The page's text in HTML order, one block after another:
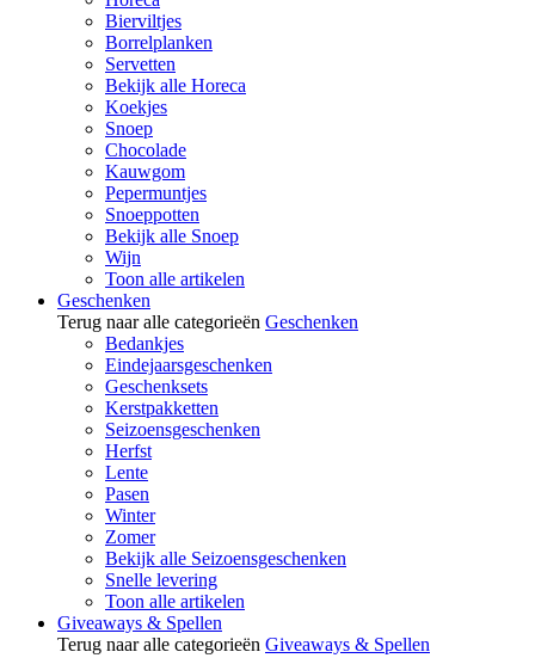
Bierviltjes
Borrelplanken
Servetten
Bekijk alle Horeca
Koekjes
Snoep
Chocolade
Kauwgom
Pepermuntjes
Snoeppotten
Bekijk alle Snoep
Wijn
Toon alle artikelen
Geschenken
Terug naar alle categorieën Geschenken
Bedankjes
Eindejaarsgeschenken
Geschenksets
Kerstpakketten
Seizoensgeschenken
Herfst
Lente
Pasen
Winter
Zomer
Bekijk alle Seizoensgeschenken
Snelle levering
Toon alle artikelen
Giveaways & Spellen
Terug naar alle categorieën Giveaways & Spellen